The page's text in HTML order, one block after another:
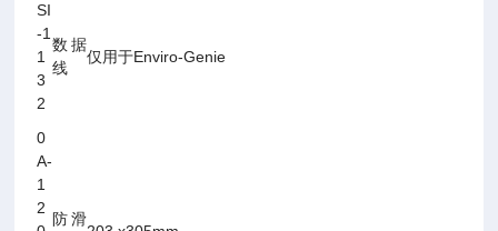
SI
-1
1
3
2
数据
线
仅用于Enviro-Genie
0
A-
1
2
防滑